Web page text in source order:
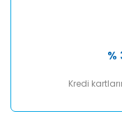
%
Kredi